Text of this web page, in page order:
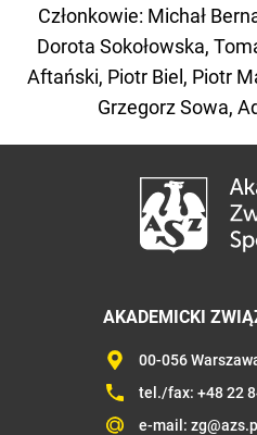
Członkowie: Michał
Dorota Sokołowska,
Aftański, Piotr Biel, Piotr
Grzegorz Sowa,
AKADEMICKI
00-056
tel./fax: +48 22
e-mail: zg@azs.pl